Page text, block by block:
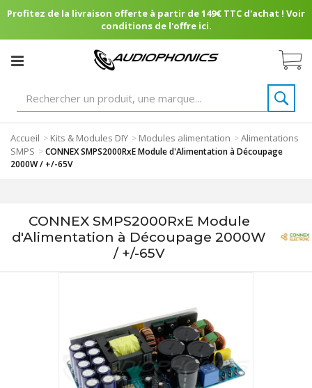
Profitez de la livraison offerte à partir de 149€ TTC d'achat ! Voir
conditions de l'offre ici.
Accueil > Kits & Modules DIY > Modules alimentation >Alimentations
SMPS >CONNEX SMPS2000RxE Module d'Alimentation à Découpage
2000W / +/-65V
CONNEX SMPS2000RxE Module
d'Alimentation à Découpage 2000W
/ +/-65V